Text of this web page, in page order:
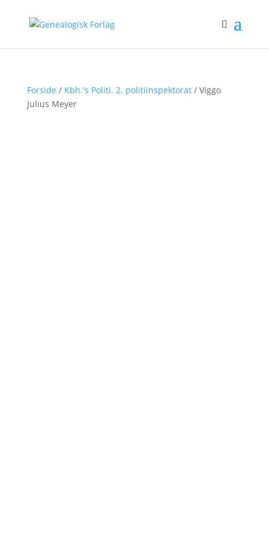
Forside / Kbh.'s Politi. 2. politiinspektorat/ Viggo
Julius Meyer